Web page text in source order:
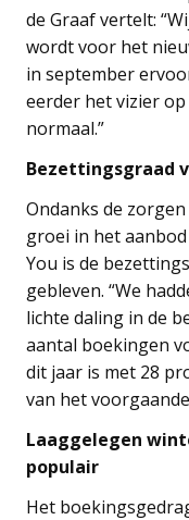
de Graaf vertelt:
wordt voor het
in september
eerder het vizier
normaal.”
Bezettingsgraad
Ondanks de
groei in het
You is de
gebleven. “We
lichte daling in de
aantal boekingen
dit jaar is met 28
van het
Laaggelegen
populair
Het